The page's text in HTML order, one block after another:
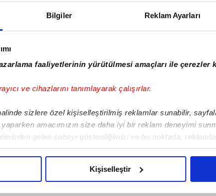
Bilgiler Reklam Ayarları
faaliyetlerinin yürütülmesi amaçları ile çerezler
ve cihazlarını tanımlayarak çalışırlar.
sizlere özel kişiselleştirilmiş reklamlar sunabilir,
amacımızın size daha iyi bir reklam deneyimi
gelen çabayı gösterdiğimizi ve bu noktada,
olduğunu sizlere hatırlatmak isteriz.
çerezlere izin vermedikleri takdirde, kullanıcılara hedefli
Kişiselleştir
10:50
12:20
13:45